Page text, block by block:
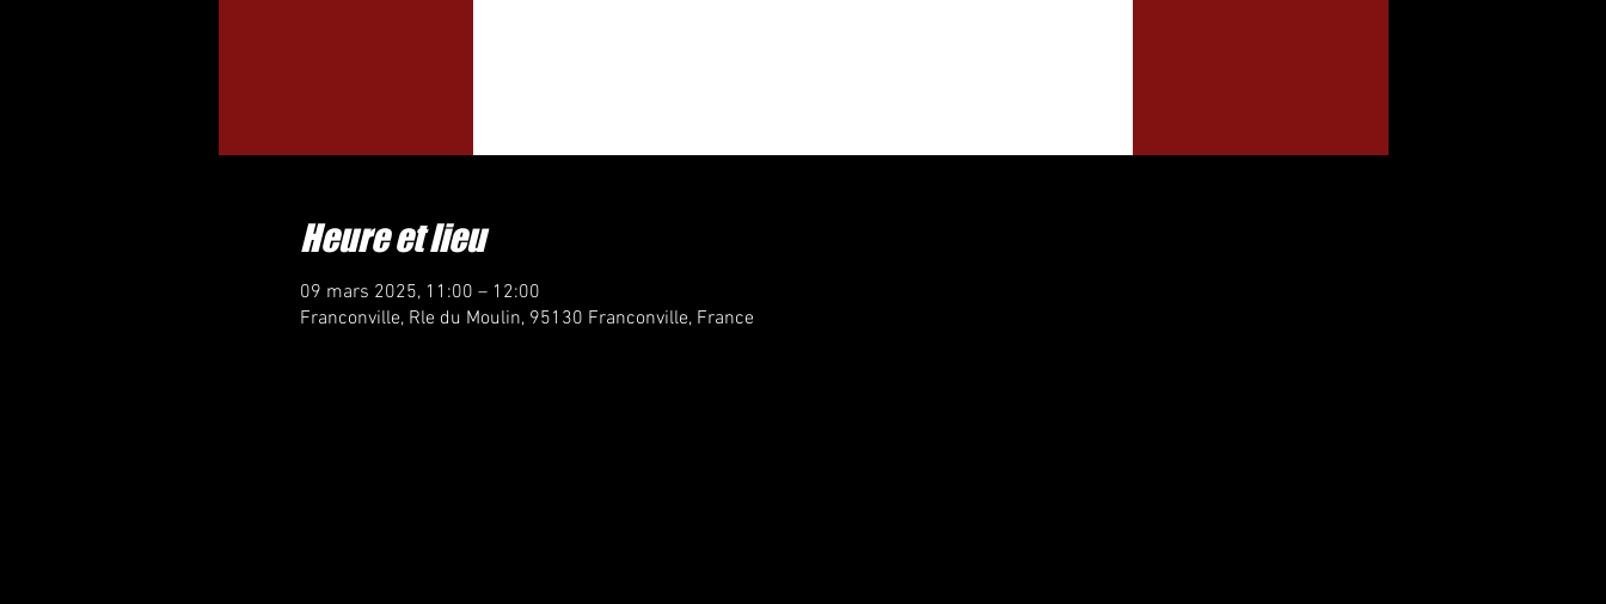
Heure et lieu
09 mars 2025, 11:00 – 12:00
Franconville, Rle du Moulin, 95130 Franconville, France